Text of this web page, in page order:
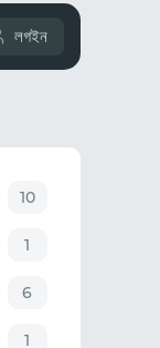
লগইন
10
1
6
1